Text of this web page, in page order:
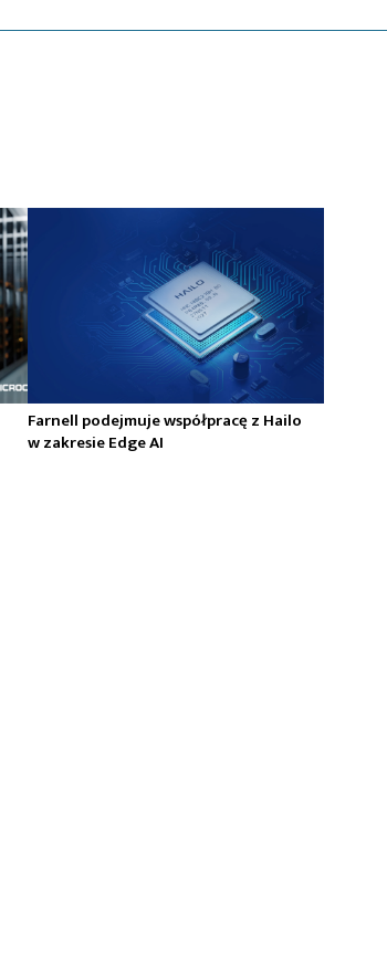
Farnell podejmuje współpracę z Hailo
w zakresie Edge AI